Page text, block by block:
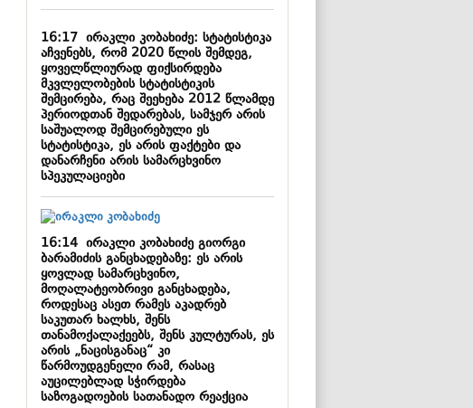
16:17ირაკლი კობახიძე: სტატისტიკა
აჩვენებს, რომ 2020 წლის შემდეგ,
ყოველწლიურად ფიქსირდება
მკვლელობების სტატისტიკის
შემცირება, რაც შეეხება 2012 წლამდე
პერიოდთან შედარებას, სამჯერ არის
საშუალოდ შემცირებული ეს
სტატისტიკა, ეს არის ფაქტები და
დანარჩენი არის სამარცხვინო
სპეკულაციები
16:14ირაკლი კობახიძე გიორგი
ბარამიძის განცხადებაზე: ეს არის
ყოვლად სამარცხვინო,
მოღალატეობრივი განცხადება,
როდესაც ასეთ რამეს აკადრებ
საკუთარ ხალხს, შენს
თანამოქალაქეებს, შენს კულტურას, ეს
არის „ნაცისგანაც“ კი
წარმოუდგენელი რამ, რასაც
აუცილებლად სჭირდება
საზოგადოების სათანადო რეაქცია